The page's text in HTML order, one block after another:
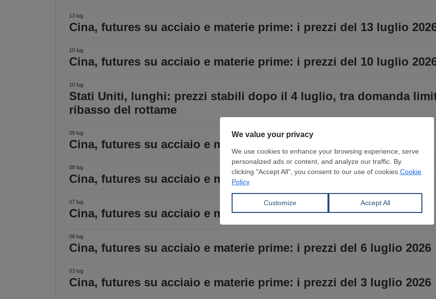
13 lug
Cina, futures su acciaio e materie prime: i prezzi del 13 luglio
10 lug
Cina, futures su acciaio e materie prime: i prezzi del 10 luglio
10 lug
Stati Uniti, lunghi: prezzi stabili dopo il 4 luglio, tra domanda
ribasso del rottame
09 lug
Cina, futures su acciaio e materie prime: i prezzi del 9 luglio 2026
08 lug
Cina, futures su acciaio e materie prime: i prezzi dell’8 luglio 2026
07 lug
Cina, futures su acciaio e materie prime: i prezzi del 7 luglio 2026
06 lug
Cina, futures su acciaio e materie prime: i prezzi del 6 luglio 2026
03 lug
Cina, futures su acciaio e materie prime: i prezzi del 3 luglio 2026